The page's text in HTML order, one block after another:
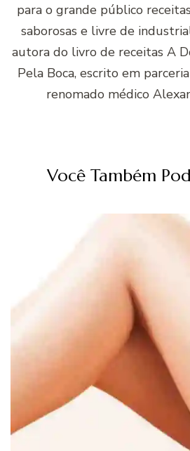
para o grande público
saborosas e livre de
autora do livro de receitas A
Pela Boca, escrito em
renomado médico
Você Também